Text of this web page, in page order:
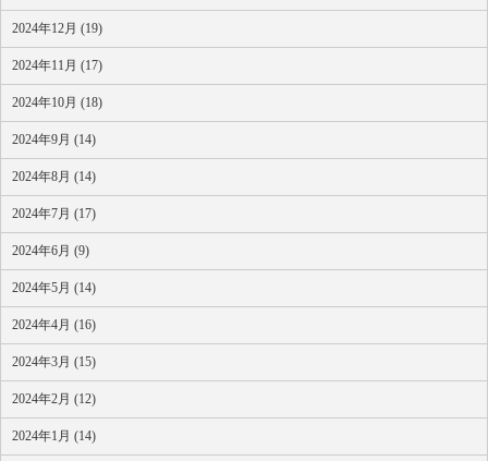
2024年12月 (19)
2024年11月 (17)
2024年10月 (18)
2024年9月 (14)
2024年8月 (14)
2024年7月 (17)
2024年6月 (9)
2024年5月 (14)
2024年4月 (16)
2024年3月 (15)
2024年2月 (12)
2024年1月 (14)